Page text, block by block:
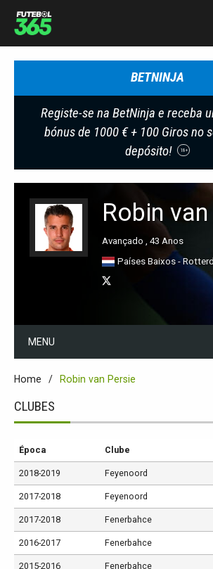
BETNINJA
Registe-se na BetNinja e receba
bónus de 1000 € + 100 Giros no
depósito!
18+
Robin
Avançado , 43 Anos
Países Baixos -
MENU
Home Robin van Persie
CLUBES
Época Clube
2018-2019 Feyenoord
2017-2018 Feyenoord
2017-2018 Fenerbahce
2016-2017 Fenerbahce
2015-2016 Fenerbahce